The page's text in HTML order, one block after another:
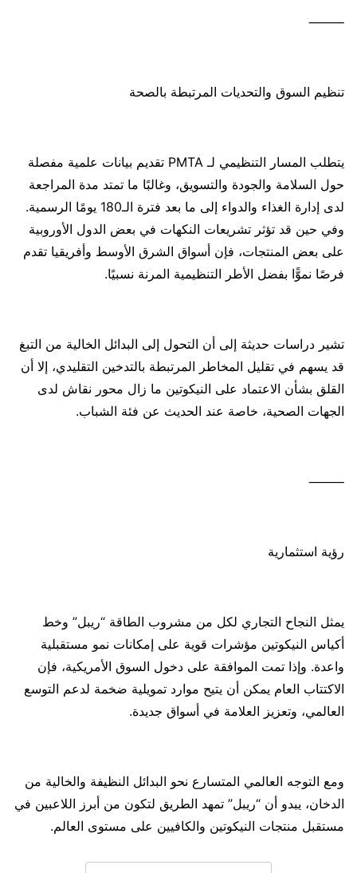
⸻
تنظيم السوق والتحديات المرتبطة بالصحة
يتطلب المسار التنظيمي لـ PMTA تقديم بيانات علمية مفصلة
حول السلامة والجودة والتسويق، وغالبًا ما تمتد مدة المراجعة
لدى إدارة الغذاء والدواء إلى ما بعد فترة الـ180 يومًا الرسمية.
وفي حين قد تؤثر تشريعات النكهات في بعض الدول الأوروبية
على بعض المنتجات، فإن أسواق الشرق الأوسط وأفريقيا تقدم
فرصًا نموًّا بفضل الأطر التنظيمية المرنة نسبيًا.
تشير دراسات حديثة إلى أن التحول إلى البدائل الخالية من التبغ
قد يسهم في تقليل المخاطر المرتبطة بالتدخين التقليدي، إلا أن
القلق بشأن الاعتماد على النيكوتين ما زال محور نقاش لدى
الجهات الصحية، خاصة عند الحديث عن فئة الشباب.
⸻
رؤية استثمارية
يمثل النجاح التجاري لكل من مشروب الطاقة “ريبل” وخط
أكياس النيكوتين مؤشرات قوية على إمكانات نمو مستقبلية
واعدة. وإذا تمت الموافقة على دخول السوق الأمريكية، فإن
الاكتتاب العام يمكن أن يتيح موارد تمويلية ضخمة لدعم التوسع
العالمي، وتعزيز العلامة في أسواق جديدة.
ومع التوجه العالمي المتسارع نحو البدائل النظيفة والخالية من
الدخان، يبدو أن “ريبل” تمهد الطريق لتكون من أبرز اللاعبين في
مستقبل منتجات النيكوتين والكافيين على مستوى العالم.